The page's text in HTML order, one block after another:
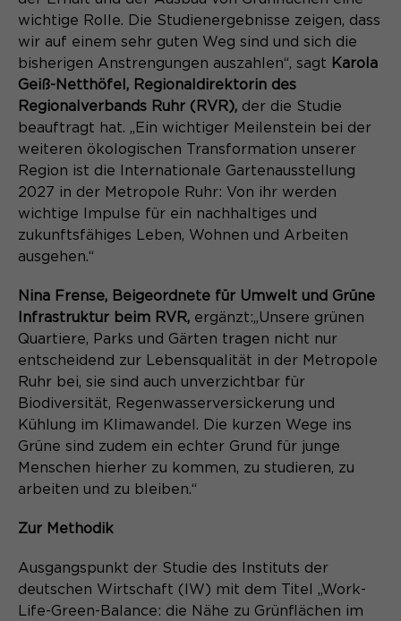
wichtige Rolle. Die Studienergebnisse zeigen, dass
wir auf einem sehr guten Weg sind und sich die
bisherigen Anstrengungen auszahlen“, sagt Karola
Geiß-Netthöfel, Regionaldirektorin des
Regionalverbands Ruhr (RVR), der die Studie
beauftragt hat. „Ein wichtiger Meilenstein bei der
weiteren ökologischen Transformation unserer
Region ist die Internationale Gartenausstellung
2027 in der Metropole Ruhr: Von ihr werden
wichtige Impulse für ein nachhaltiges und
zukunftsfähiges Leben, Wohnen und Arbeiten
ausgehen.“
Nina Frense, Beigeordnete für Umwelt und Grüne
Infrastruktur beim RVR, ergänzt:„Unsere grünen
Quartiere, Parks und Gärten tragen nicht nur
entscheidend zur Lebensqualität in der Metropole
Ruhr bei, sie sind auch unverzichtbar für
Biodiversität, Regenwasserversickerung und
Kühlung im Klimawandel. Die kurzen Wege ins
Grüne sind zudem ein echter Grund für junge
Menschen hierher zu kommen, zu studieren, zu
arbeiten und zu bleiben.“
Zur Methodik
Ausgangspunkt der Studie des Instituts der
deutschen Wirtschaft (IW) mit dem Titel „Work-
Life-Green-Balance: die Nähe zu Grünflächen im